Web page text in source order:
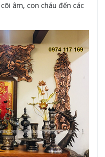
âm, con cháu đến các